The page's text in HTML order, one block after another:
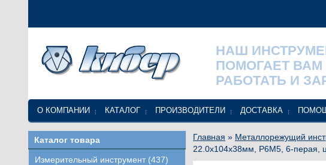
НАШ
ПОМОГАЕТ ВАМ
РАБОТАТЬ И
О КОМПАНИИ КАТАЛОГ ПРОИЗВОДИТЕЛИ ДОСТАВКА
Каталог товара
Измерительный инструмент (437)
Главная » Металлорежущий
22.0х104х38мм, Р6М5, 6-перая,